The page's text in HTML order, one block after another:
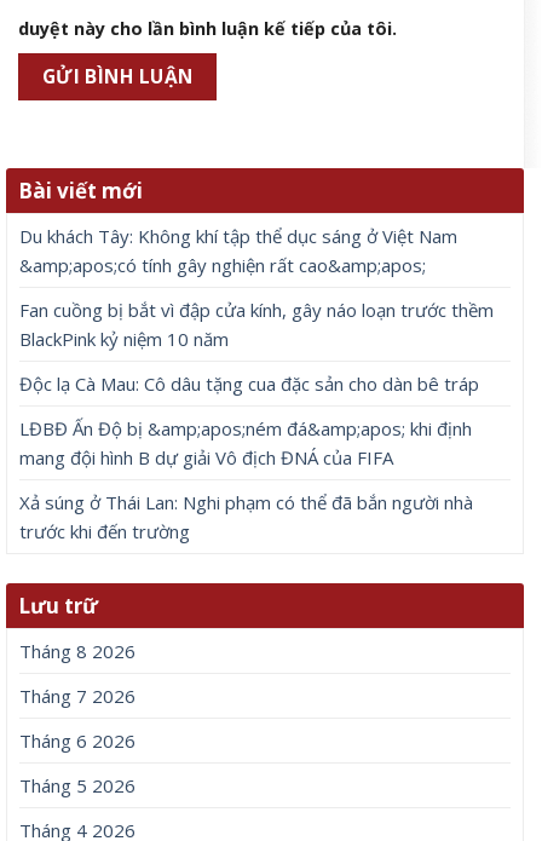
duyệt này cho lần bình luận kế tiếp của tôi.
Bài viết mới
Du khách Tây: Không khí tập thể dục sáng ở Việt Nam
&amp;apos;có tính gây nghiện rất cao&amp;apos;
Fan cuồng bị bắt vì đập cửa kính, gây náo loạn trước thềm
BlackPink kỷ niệm 10 năm
Độc lạ Cà Mau: Cô dâu tặng cua đặc sản cho dàn bê tráp
LĐBĐ Ấn Độ bị &amp;apos;ném đá&amp;apos; khi định
mang đội hình B dự giải Vô địch ĐNÁ của FIFA
Xả súng ở Thái Lan: Nghi phạm có thể đã bắn người nhà
trước khi đến trường
Lưu trữ
Tháng 8 2026
Tháng 7 2026
Tháng 6 2026
Tháng 5 2026
Tháng 4 2026